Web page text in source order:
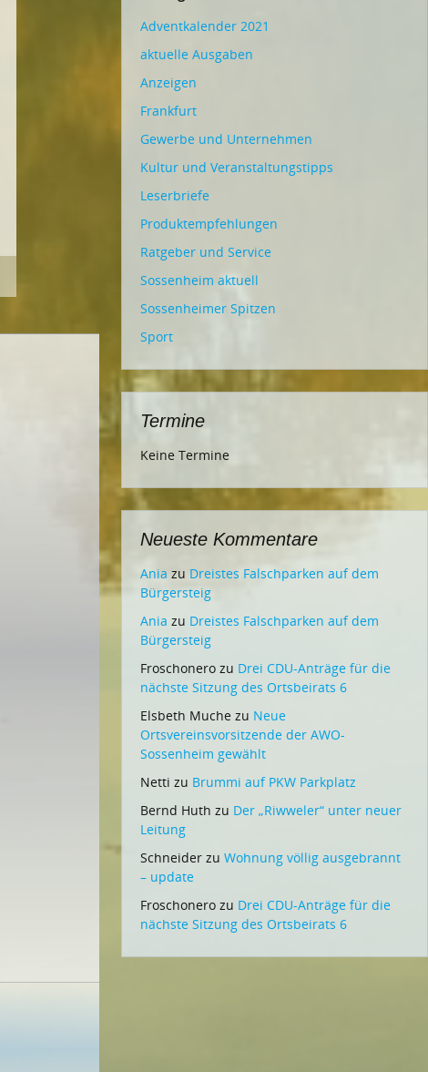
Adventkalender 2021
aktuelle Ausgaben
Anzeigen
Frankfurt
Gewerbe und Unternehmen
Kultur und Veranstaltungstipps
Leserbriefe
Produktempfehlungen
Ratgeber und Service
Sossenheim aktuell
Sossenheimer Spitzen
Sport
Termine
Keine Termine
Neueste Kommentare
Ania zu Dreistes Falschparken auf dem
Bürgersteig
Ania zu Dreistes Falschparken auf dem
Bürgersteig
Froschonero zu Drei CDU-Anträge für die
nächste Sitzung des Ortsbeirats 6
Elsbeth Muche zu Neue
Ortsvereinsvorsitzende der AWO-
Sossenheim gewählt
Netti zu Brummi auf PKW Parkplatz
Bernd Huth zu Der „Riwweler“ unter neuer
Leitung
Schneider zuWohnung völlig ausgebrannt
– update
Froschonero zu Drei CDU-Anträge für die
nächste Sitzung des Ortsbeirats 6